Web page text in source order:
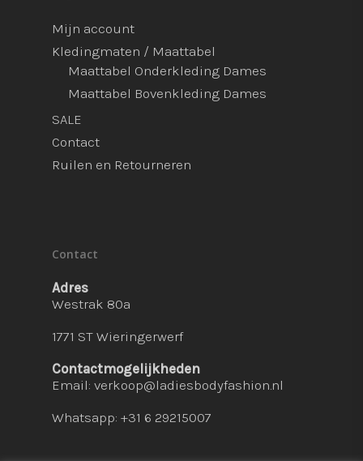
Mijn account
Kledingmaten / Maattabel
Maattabel Onderkleding Dames
Maattabel Bovenkleding Dames
SALE
Contact
Ruilen en Retourneren
Contact
Adres
Westrak 80a
1771 ST Wieringerwerf
Contactmogelijkheden
Email: verkoop@ladiesbodyfashion.nl
Whatsapp: +31 6 29215007